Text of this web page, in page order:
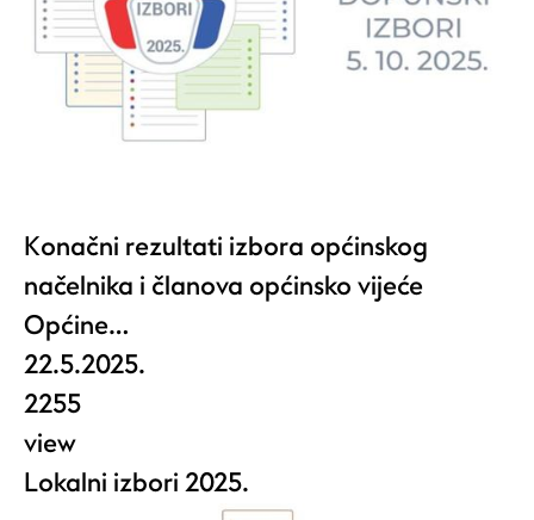
Konačni rezultati izbora općinskog
načelnika i članova općinsko vijeće
Općine…
22.5.2025.
2255
view
Lokalni izbori 2025.